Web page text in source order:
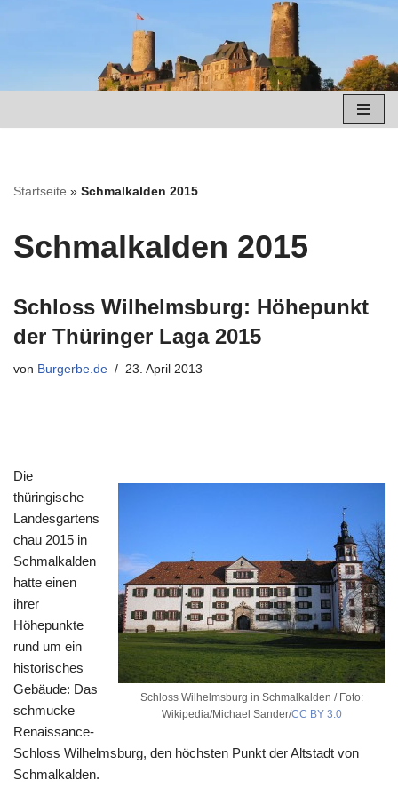
springen
Startseite » Schmalkalden 2015
Schmalkalden 2015
Schloss Wilhelmsburg: Höhepunkt
der Thüringer Laga 2015
von Burgerbe.de 23. April 2013
Schloss Wilhelmsburg in Schmalkalden / Foto:
Wikipedia/Michael Sander/CC BY 3.0
Die
thüringische
Landesgartens
chau 2015 in
Schmalkalden
hatte einen
ihrer
Höhepunkte
rund um ein
historisches
Gebäude: Das
schmucke
Renaissance-
Schloss Wilhelmsburg, den höchsten Punkt der Altstadt von
Schmalkalden.